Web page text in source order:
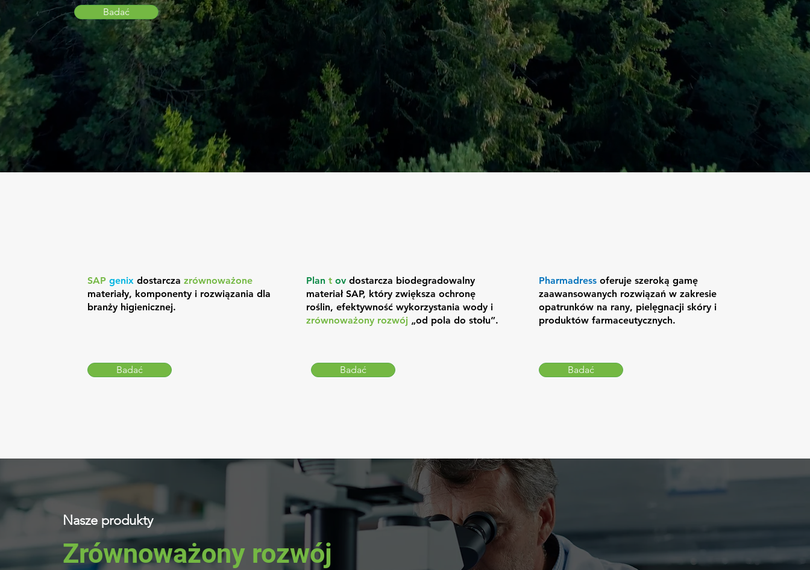
Badać
SAP genixdostarcza zrównoważone
materiały, komponenty i rozwiązania dla
branży higienicznej.
Badać
Plan t ov dostarcza biodegradowalny
materiał SAP, który zwiększa ochronę
roślin, efektywność wykorzystania wody i
zrównoważony rozwój„od pola do stołu”.
Badać
Pharmadress oferuje szeroką gamę
zaawansowanych rozwiązań w zakresie
opatrunków na rany, pielęgnacji skóry i
produktów farmaceutycznych.
Badać
Nasze produkty
Zrównoważony rozwój